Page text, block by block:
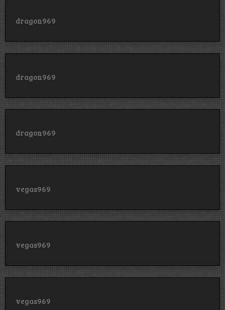
dragon969
dragon969
dragon969
vegas969
vegas969
vegas969